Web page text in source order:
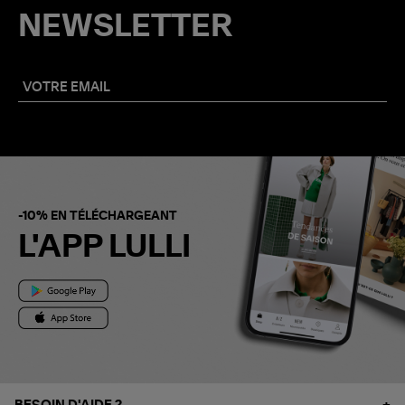
NEWSLETTER
-10% EN TÉLÉCHARGEANT
L'APP LULLI